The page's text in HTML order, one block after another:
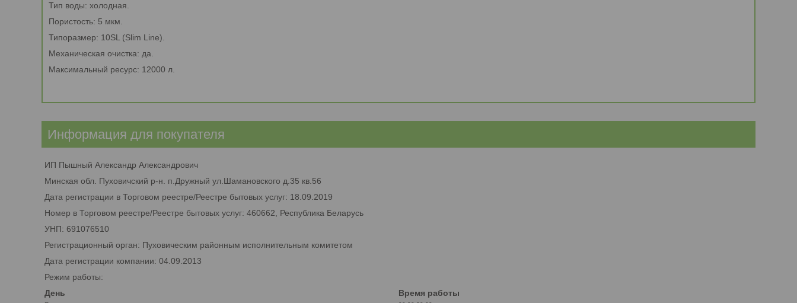
Тип воды: холодная.
Пористость: 5 мкм.
Типоразмер: 10SL (Slim Line).
Механическая очистка: да.
Максимальный ресурс: 12000 л.
Информация для покупателя
ИП Пышный Александр Александрович
Минская обл. Пуховичский р-н. п.Дружный ул.Шамановского д.35 кв.56
Дата регистрации в Торговом реестре/Реестре бытовых услуг: 18.09.2019
Номер в Торговом реестре/Реестре бытовых услуг: 460662, Республика Беларусь
УНП: 691076510
Регистрационный орган: Пуховическим районным исполнительным комитетом
Дата регистрации компании: 04.09.2013
Режим работы:
День
Время работы